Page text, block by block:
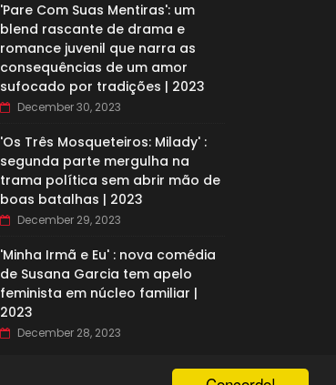
'Pare Com Suas Mentiras': um
blend rascante de drama e
romance juvenil que narra as
consequências de um amor
sufocado por tradições | 2023
December 30, 2023
'Os Três Mosqueteiros: Milady' :
segunda parte mergulha na
trama política sem abrir mão de
boas batalhas | 2023
December 29, 2023
'Minha Irmã e Eu' : nova comédia
de Susana Garcia tem apelo
feminista em núcleo familiar |
2023
December 28, 2023